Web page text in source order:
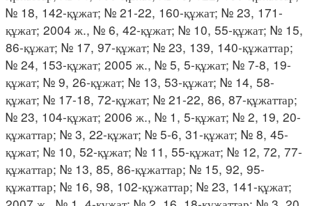
№ 18, 142-құжат; № 21-22, 160-құжат; № 23, 171-
құжат; 2004 ж., № 6, 42-құжат; № 10, 55-құжат; № 15,
86-құжат; № 17, 97-құжат; № 23, 139, 140-құжаттар;
№ 24, 153-құжат; 2005 ж., № 5, 5-құжат; № 7-8, 19-
құжат; № 9, 26-құжат; № 13, 53-құжат; № 14, 58-
құжат; № 17-18, 72-құжат; № 21-22, 86, 87-құжаттар;
№ 23, 104-құжат; 2006 ж., № 1, 5-құжат; № 2, 19, 20-
құжаттар; № 3, 22-құжат; № 5-6, 31-құжат; № 8, 45-
құжат; № 10, 52-құжат; № 11, 55-құжат; № 12, 72, 77-
құжаттар; № 13, 85, 86-құжаттар; № 15, 92, 95-
құжаттар; № 16, 98, 102-құжаттар; № 23, 141-құжат;